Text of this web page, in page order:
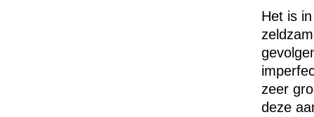
Het is
zeer
deze